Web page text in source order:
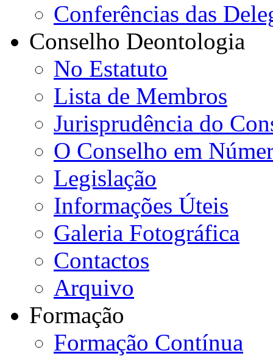
Conferências das
Conselho Deontologia
No Estatuto
Lista de Membros
Jurisprudência do
O Conselho em
Legislação
Informações Úteis
Galeria Fotográfica
Contactos
Arquivo
Formação
Formação Contínua